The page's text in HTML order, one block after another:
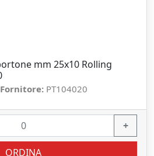
mm 25x10 Rolling
PT104020
+
ORDINA